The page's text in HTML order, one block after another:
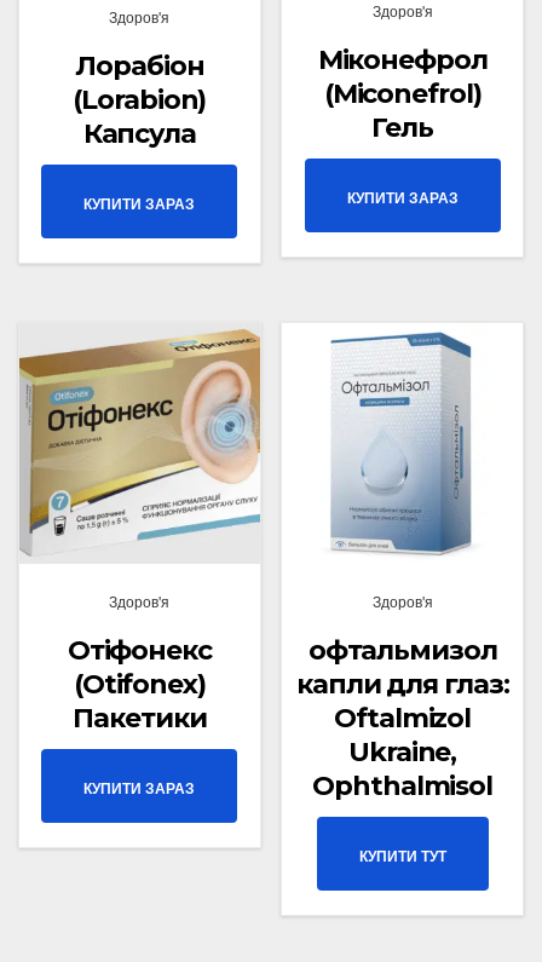
Здоров'я
Лорабіон
(Lorabion)
Капсула
КУПИТИ ЗАРАЗ
Здоров'я
Міконефрол
(Miconefrol)
Гель
КУПИТИ ЗАРАЗ
Здоров'я
Отіфонекс
(Otifonex)
Пакетики
КУПИТИ ЗАРАЗ
Здоров'я
офтальмизол
капли для глаз:
Oftalmizol
Ukraine,
Ophthalmisol
КУПИТИ ТУТ